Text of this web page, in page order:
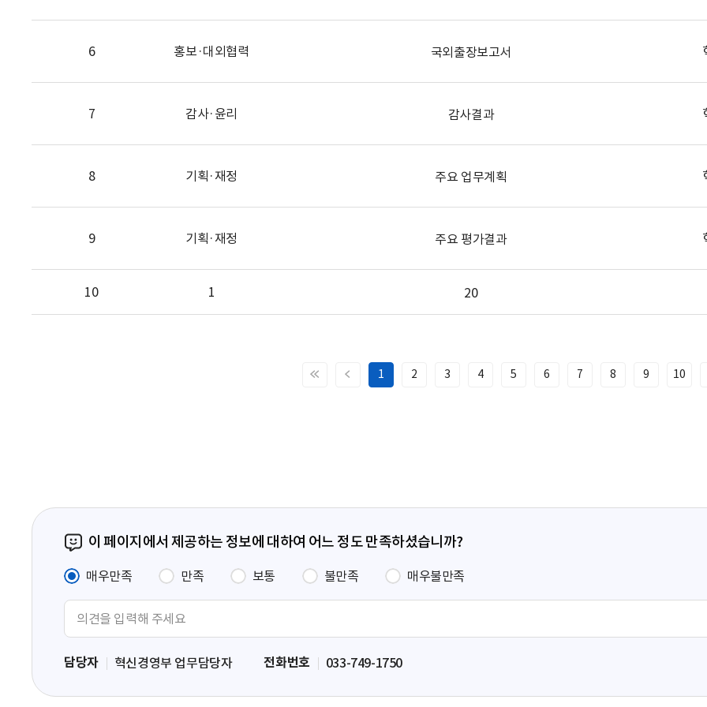
6 홍보·대외협력 국외출장보고서
7 감사·윤리 감사결과
8 기획·재정 주요 업무계획
9 기획·재정 주요 평가결과
10 1 20
처
이
1 2 3 4 5 6 7 8 9 10
이 페이지에서 제공하는 정보에 대하여 어느 정도 만족하셨습니까?
매우만족 만족 보통 불만족 매우불만족
력
담당자 혁신경영부 업무담당자 전화번호 033-749-1750